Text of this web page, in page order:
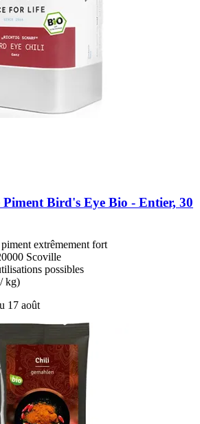
Piment Bird's Eye Bio -​ Entier, 30
extrêmement fort
Scoville
possibles
kg)
17 août